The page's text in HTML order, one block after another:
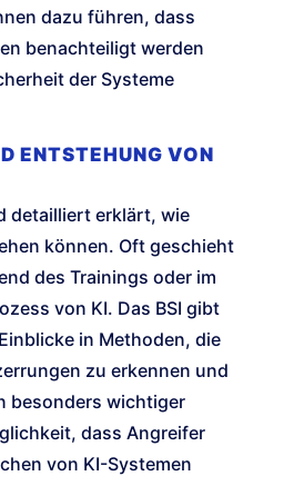
dazu führen, dass
benachteiligt werden
der Systeme
ENTSTEHUNG VON
detailliert erklärt, wie
können. Oft geschieht
des Trainings oder im
von KI. Das BSI gibt
in Methoden, die
zu erkennen und
besonders wichtiger
dass Angreifer
von KI-Systemen